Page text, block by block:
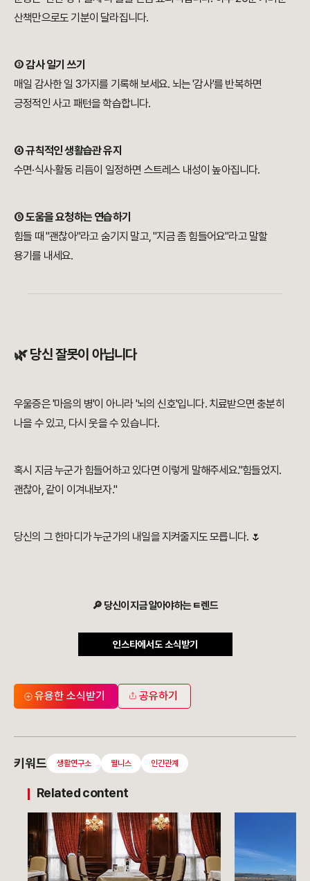
산책만으로도 기분이 달라집니다.
③ 감사 일기 쓰기
매일 감사한 일 3가지를 기록해 보세요. 뇌는 '감사'를 반복하면
긍정적인 사고 패턴을 학습합니다.
④ 규칙적인 생활습관 유지
수면·식사·활동 리듬이 일정하면 스트레스 내성이 높아집니다.
⑤ 도움을 요청하는 연습하기
힘들 때 "괜찮아"라고 숨기지 말고, "지금 좀 힘들어요"라고 말할
용기를 내세요.
🌿 당신 잘못이 아닙니다
우울증은 '마음의 병'이 아니라 '뇌의 신호'입니다. 치료받으면 충분히
나을 수 있고, 다시 웃을 수 있습니다.
혹시 지금 누군가 힘들어하고 있다면 이렇게 말해주세요."힘들었지.
괜찮아, 같이 이겨내보자."
당신의 그 한마디가 누군가의 내일을 지켜줄지도 모릅니다. 🌷
🔎 당신이 지금 알아야하는 ㅌ렌드
인스타에서도 소식받기
유용한 소식받기 공유하기
키워드 생활연구소 웰니스 인간관계
Related content